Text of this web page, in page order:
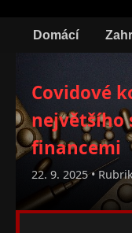
Domácí
Covidové
největšího
financemi
22. 9. 2025 •